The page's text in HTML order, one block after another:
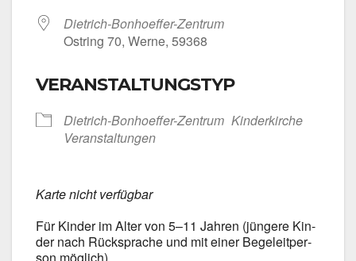
Dietrich-Bonhoeffer-Zentrum
Ost­ring 70, Wer­ne, 59368
VERANSTALTUNGSTYP
Dietrich-Bonhoeffer-Zentrum Kin­der­kir­che
Ver­an­stal­tun­gen
Kar­te nicht ver­füg­bar
Für Kin­der im Alter von 5–11 Jah­ren (jün­ge­re Kin­
der nach Rück­spra­che und mit einer Bege­leit­per­
son mög­lich)